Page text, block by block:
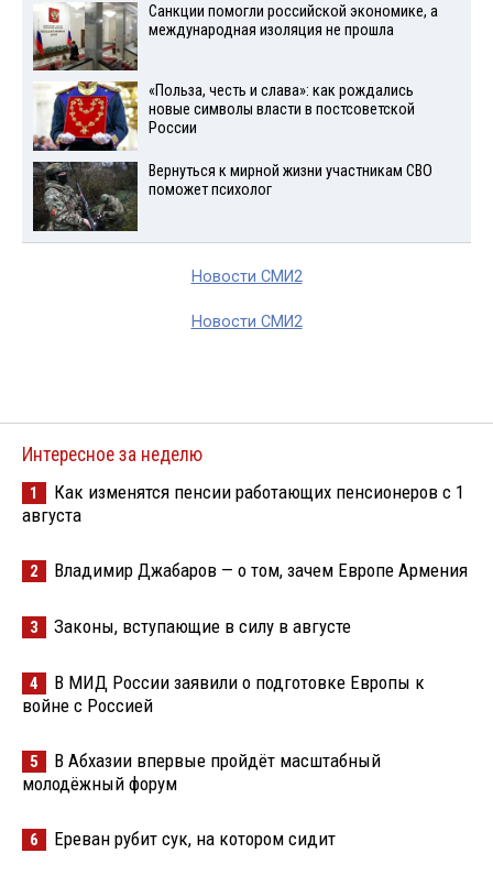
Санкции помогли российской экономике, а
международная изоляция не прошла
«Польза, честь и слава»: как рождались
новые символы власти в постсоветской
России
Вернуться к мирной жизни участникам СВО
поможет психолог
Новости СМИ2
Новости СМИ2
Интересное за неделю
1
Как изменятся пенсии работающих пенсионеров с 1
августа
2 Владимир Джабаров — о том, зачем Европе Армения
3 Законы, вступающие в силу в августе
4
В МИД России заявили о подготовке Европы к
войне с Россией
5
В Абхазии впервые пройдёт масштабный
молодёжный форум
6 Ереван рубит сук, на котором сидит